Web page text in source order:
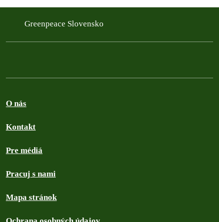
Greenpeace Slovensko
O nás
Kontakt
Pre médiá
Pracuj s nami
Mapa stránok